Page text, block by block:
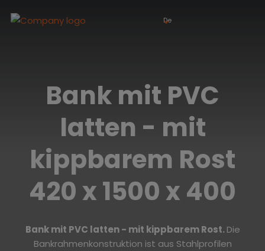
De
Bank mit PVC
latten - mit
kippbarem Rost
420 x 1500 x 400
Bank mit PVC latten - mit kippbarem Rost.Die
Bankrahmenkonstruktion ist aus Stahlprofilen